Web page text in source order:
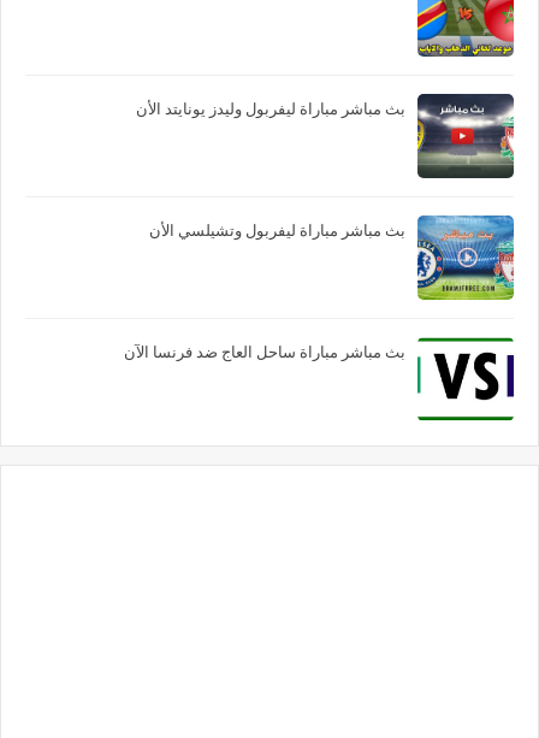
بث مباشر مباراة ليفربول وليدز يونايتد الأن
بث مباشر مباراة ليفربول وتشيلسي الأن
بث مباشر مباراة ساحل العاج ضد فرنسا الآن